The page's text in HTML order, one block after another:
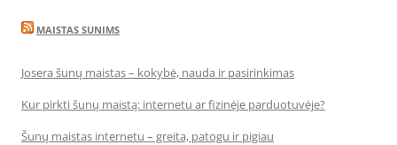
MAISTAS SUNIMS
Josera šunų maistas – kokybė, nauda ir pasirinkimas
Kur pirkti šunų maistą: internetu ar fizinėje parduotuvėje?
Šunų maistas internetu – greita, patogu ir pigiau